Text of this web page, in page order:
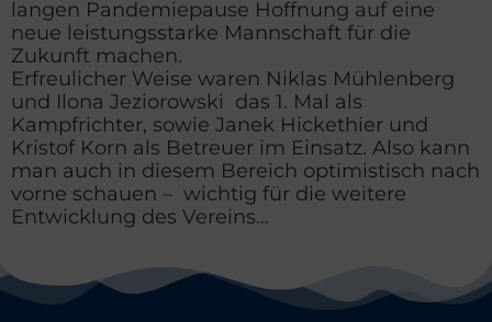
langen Pandemiepause Hoffnung auf eine
neue leistungsstarke Mannschaft für die
Zukunft machen.
Erfreulicher Weise waren Niklas Mühlenberg
und Ilona Jeziorowski das 1. Mal als
Kampfrichter, sowie Janek Hickethier und
Kristof Korn als Betreuer im Einsatz. Also kann
man auch in diesem Bereich optimistisch nach
vorne schauen – wichtig für die weitere
Entwicklung des Vereins…